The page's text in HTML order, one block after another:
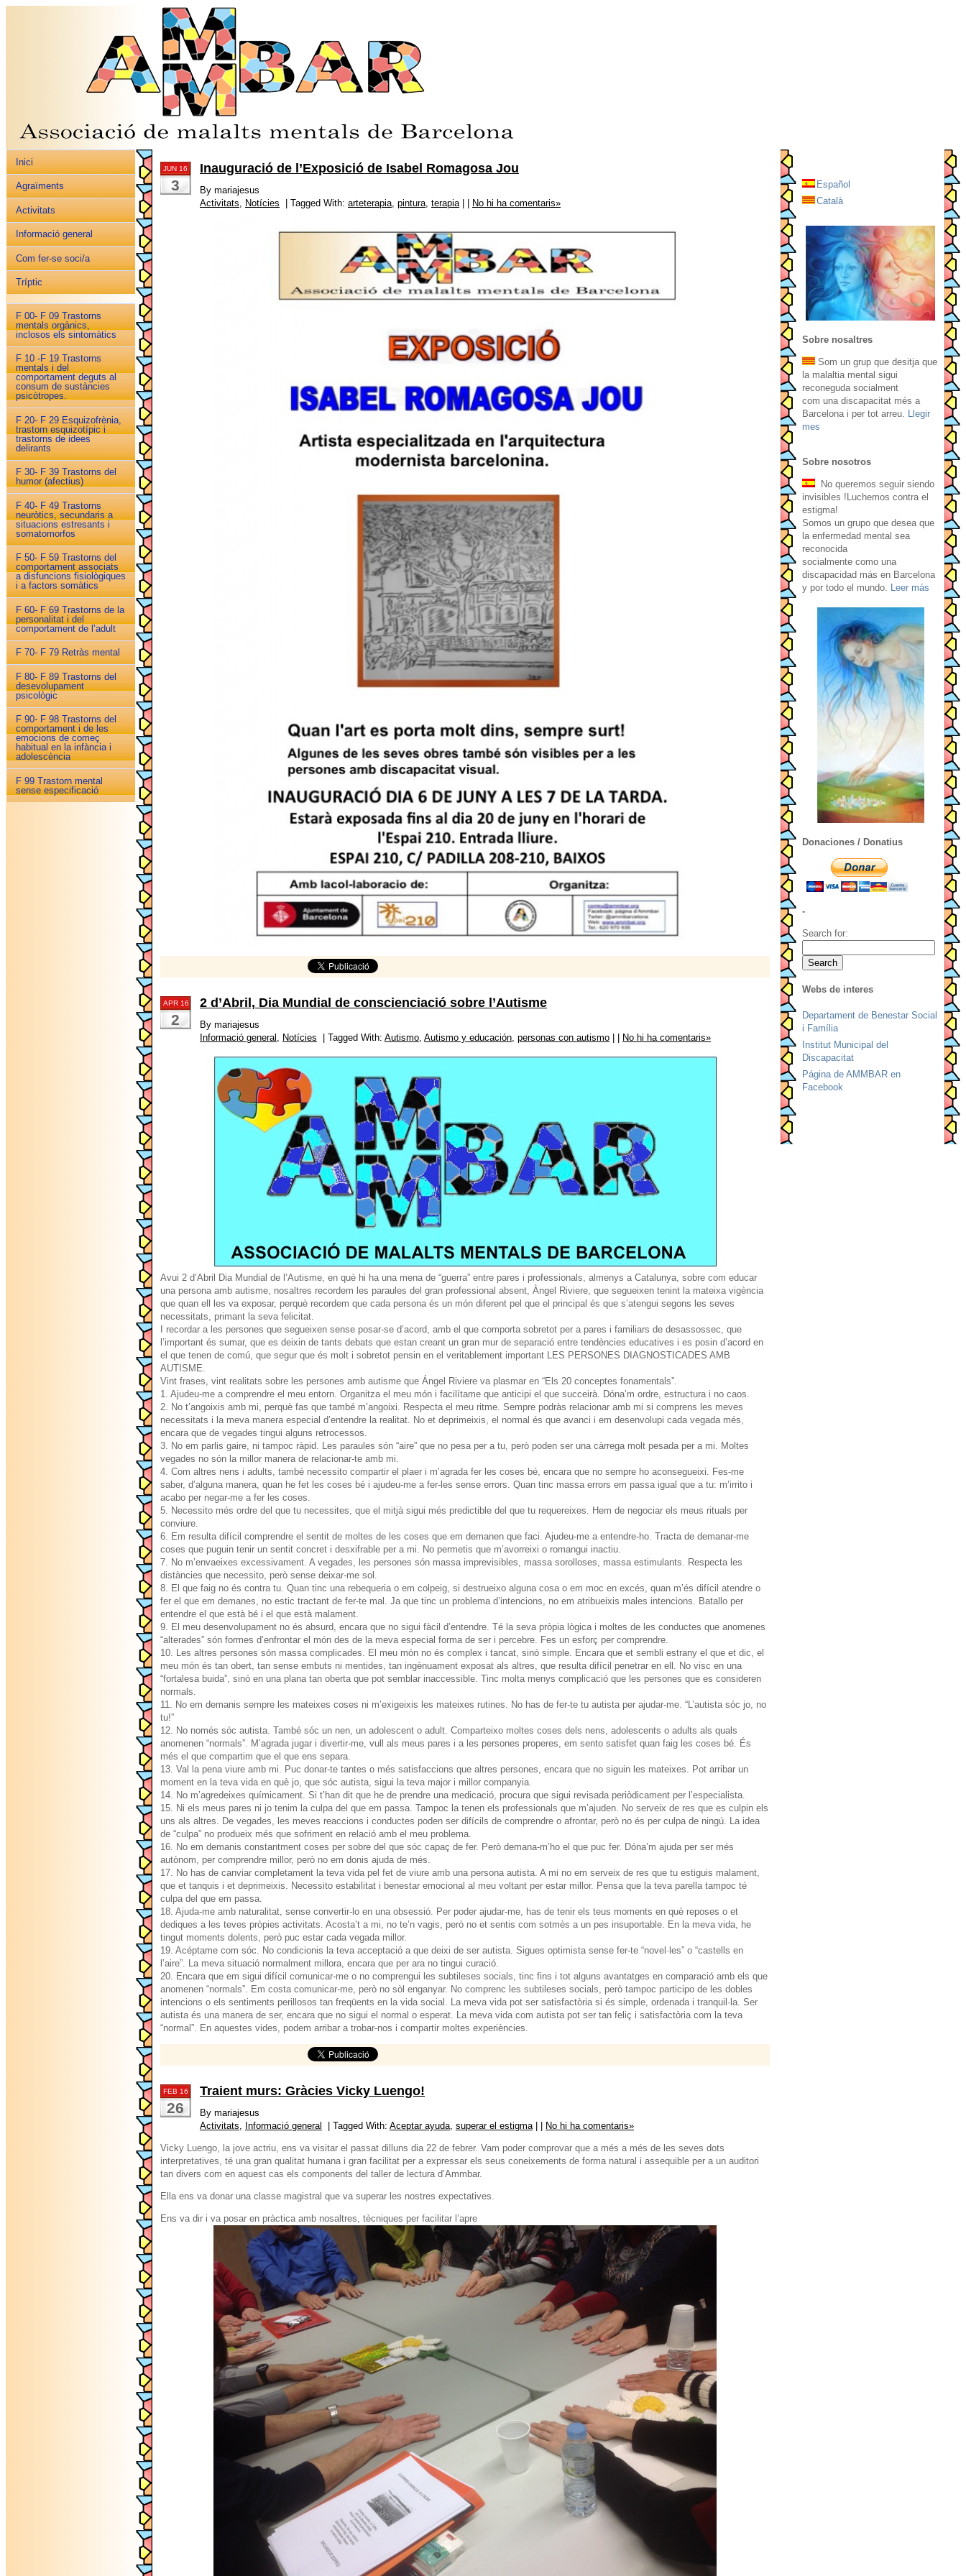
Español
Català
Sobre nosaltres
Som un grup que desitja que
la malaltia mental sigui
reconeguda socialment
com una discapacitat més a
Barcelona i per tot arreu. Llegir
mes
Sobre nosotros
No queremos seguir siendo
invisibles !Luchemos contra el
estigma!
Somos un grupo que desea que
la enfermedad mental sea
reconocida
socialmente como una
discapacidad más en Barcelona
y por todo el mundo. Leer más
Donaciones / Donatius
-
Search for:
Webs de interes
Departament de Benestar Social
i Família
Institut Municipal del
Discapacitat
Página de AMMBAR en
Facebook
Inici
Agraïments
Activitats
Informació general
Com fer-se soci/a
Tríptic
F 00- F 09 Trastorns
mentals orgànics,
inclosos els sintomàtics
F 10 -F 19 Trastorns
mentals i del
comportament deguts al
consum de sustàncies
psicòtropes.
F 20- F 29 Esquizofrènia,
trastorn esquizotípic i
trastorns de idees
delirants
F 30- F 39 Trastorns del
humor (afectius)
F 40- F 49 Trastorns
neuròtics, secundaris a
situacions estresants i
somatomorfos
F 50- F 59 Trastorns del
comportament associats
a disfuncions fisiològiques
i a factors somàtics
F 60- F 69 Trastorns de la
personalitat i del
comportament de l’adult
F 70- F 79 Retràs mental
F 80- F 89 Trastorns del
desevolupament
psicològic
F 90- F 98 Trastorns del
comportament i de les
emocions de começ
habitual en la infància i
adolescència
F 99 Trastorn mental
sense especificació
JUN 16
3
Inauguració de l’Exposició de Isabel Romagosa Jou
By mariajesus
Activitats, Notícies | Tagged With: arteterapia, pintura, terapia| | No hi ha comentaris»
APR 16
2
2 d’Abril, Dia Mundial de conscienciació sobre l’Autisme
By mariajesus
Informació general , Notícies | Tagged With: Autismo, Autismo y educación, personas con autismo No hi ha comentaris»
Avui 2 d’Abril Dia Mundial de l’Autisme, en què hi ha una mena de “guerra” entre pares i professionals, almenys a Catalunya, sobre com educar
una persona amb autisme, nosaltres recordem les paraules del gran professional absent, Àngel Riviere, que segueixen tenint la mateixa vigència
que quan ell les va exposar, perquè recordem que cada persona és un món diferent pel que el principal és que s’atengui segons les seves
necessitats, primant la seva felicitat.
I recordar a les persones que segueixen sense posar-se d’acord, amb el que comporta sobretot per a pares i familiars de desassossec, que
l’important és sumar, que es deixin de tants debats que estan creant un gran mur de separació entre tendències educatives i es posin d’acord en
el que tenen de comú, que segur que és molt i sobretot pensin en el veritablement important LES PERSONES DIAGNOSTICADES AMB
AUTISME.
Vint frases, vint realitats sobre les persones amb autisme que Ángel Riviere va plasmar en “Els 20 conceptes fonamentals”.
1. Ajudeu-me a comprendre el meu entorn. Organitza el meu món i facilítame que anticipi el que succeirà. Dóna’m ordre, estructura i no caos.
2. No t’angoixis amb mi, perquè fas que també m’angoixi. Respecta el meu ritme. Sempre podràs relacionar amb mi si comprens les meves
necessitats i la meva manera especial d’entendre la realitat. No et deprimeixis, el normal és que avanci i em desenvolupi cada vegada més,
encara que de vegades tingui alguns retrocessos.
3. No em parlis gaire, ni tampoc ràpid. Les paraules són “aire” que no pesa per a tu, però poden ser una càrrega molt pesada per a mi. Moltes
vegades no són la millor manera de relacionar-te amb mi.
4. Com altres nens i adults, també necessito compartir el plaer i m’agrada fer les coses bé, encara que no sempre ho aconsegueixi. Fes-me
saber, d’alguna manera, quan he fet les coses bé i ajudeu-me a fer-les sense errors. Quan tinc massa errors em passa igual que a tu: m’irrito i
acabo per negar-me a fer les coses.
5. Necessito més ordre del que tu necessites, que el mitjà sigui més predictible del que tu requereixes. Hem de negociar els meus rituals per
conviure.
6. Em resulta difícil comprendre el sentit de moltes de les coses que em demanen que faci. Ajudeu-me a entendre-ho. Tracta de demanar-me
coses que puguin tenir un sentit concret i desxifrable per a mi. No permetis que m’avorreixi o romangui inactiu.
7. No m’envaeixes excessivament. A vegades, les persones són massa imprevisibles, massa sorolloses, massa estimulants. Respecta les
distàncies que necessito, però sense deixar-me sol.
8. El que faig no és contra tu. Quan tinc una rebequeria o em colpeig, si destrueixo alguna cosa o em moc en excés, quan m’és difícil atendre o
fer el que em demanes, no estic tractant de fer-te mal. Ja que tinc un problema d’intencions, no em atribueixis males intencions. Batallo per
entendre el que està bé i el que està malament.
9. El meu desenvolupament no és absurd, encara que no sigui fàcil d’entendre. Té la seva pròpia lògica i moltes de les conductes que anomenes
“alterades” són formes d’enfrontar el món des de la meva especial forma de ser i percebre. Fes un esforç per comprendre.
10. Les altres persones són massa complicades. El meu món no és complex i tancat, sinó simple. Encara que et sembli estrany el que et dic, el
meu món és tan obert, tan sense embuts ni mentides, tan ingènuament exposat als altres, que resulta difícil penetrar en ell. No visc en una
“fortalesa buida”, sinó en una plana tan oberta que pot semblar inaccessible. Tinc molta menys complicació que les persones que es consideren
normals.
11. No em demanis sempre les mateixes coses ni m’exigeixis les mateixes rutines. No has de fer-te tu autista per ajudar-me. “L’autista sóc jo, no
tu!”
12. No només sóc autista. També sóc un nen, un adolescent o adult. Comparteixo moltes coses dels nens, adolescents o adults als quals
anomenen “normals”. M’agrada jugar i divertir-me, vull als meus pares i a les persones properes, em sento satisfet quan faig les coses bé. És
més el que compartim que el que ens separa.
13. Val la pena viure amb mi. Puc donar-te tantes o més satisfaccions que altres persones, encara que no siguin les mateixes. Pot arribar un
moment en la teva vida en què jo, que sóc autista, sigui la teva major i millor companyia.
14. No m’agredeixes químicament. Si t’han dit que he de prendre una medicació, procura que sigui revisada periòdicament per l’especialista.
15. Ni els meus pares ni jo tenim la culpa del que em passa. Tampoc la tenen els professionals que m’ajuden. No serveix de res que es culpin els
uns als altres. De vegades, les meves reaccions i conductes poden ser difícils de comprendre o afrontar, però no és per culpa de ningú. La idea
de “culpa” no produeix més que sofriment en relació amb el meu problema.
16. No em demanis constantment coses per sobre del que sóc capaç de fer. Però demana-m’ho el que puc fer. Dóna’m ajuda per ser més
autònom, per comprendre millor, però no em donis ajuda de més.
17. No has de canviar completament la teva vida pel fet de viure amb una persona autista. A mi no em serveix de res que tu estiguis malament,
que et tanquis i et deprimeixis. Necessito estabilitat i benestar emocional al meu voltant per estar millor. Pensa que la teva parella tampoc té
culpa del que em passa.
18. Ajuda-me amb naturalitat, sense convertir-lo en una obsessió. Per poder ajudar-me, has de tenir els teus moments en què reposes o et
dediques a les teves pròpies activitats. Acosta’t a mi, no te’n vagis, però no et sentis com sotmès a un pes insuportable. En la meva vida, he
tingut moments dolents, però puc estar cada vegada millor.
19. Acéptame com sóc. No condicionis la teva acceptació a que deixi de ser autista. Sigues optimista sense fer-te “novel·les” o “castells en
l’aire”. La meva situació normalment millora, encara que per ara no tingui curació.
20. Encara que em sigui difícil comunicar-me o no comprengui les subtileses socials, tinc fins i tot alguns avantatges en comparació amb els que
anomenen “normals”. Em costa comunicar-me, però no sòl enganyar. No comprenc les subtileses socials, però tampoc participo de les dobles
intencions o els sentiments perillosos tan freqüents en la vida social. La meva vida pot ser satisfactòria si és simple, ordenada i tranquil·la. Ser
autista és una manera de ser, encara que no sigui el normal o esperat. La meva vida com autista pot ser tan feliç i satisfactòria com la teva
“normal”. En aquestes vides, podem arribar a trobar-nos i compartir moltes experiències.
FEB 16
26
Traient murs: Gràcies Vicky Luengo!
By mariajesus
Activitats, Informació general | Tagged With: Aceptar ayuda, superar el estigma| | No hi ha comentaris»
Vicky Luengo, la jove actriu, ens va visitar el passat dilluns dia 22 de febrer. Vam poder comprovar que a més a més de les seves dots
interpretatives, té una gran qualitat humana i gran facilitat per a expressar els seus coneixements de forma natural i assequible per a un auditori
tan divers com en aquest cas els components del taller de lectura d’Ammbar.
Ella ens va donar una classe magistral que va superar les nostres expectatives.
Ens va dir i va posar en pràctica amb nosaltres, tècniques per facilitar l’apre